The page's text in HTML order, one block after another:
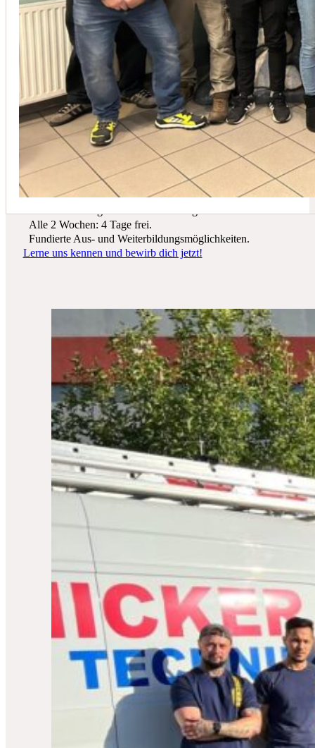
In der Regel empfehlen wir eine Wartung mindestens einmal
Du suchst einen zukunftssicheren Arbeitsplatz? Bei Schicker Technik
erwarten dich spannende Projekte, ein freundliches Team und beste
Entwicklungsmöglichkeiten.
Wir bieten dir:
Ein sicherer Arbeitsplatz in einer krisenfesten Branche.
Alle 2 Wochen: 4 Tage frei.
Fundierte Aus- und Weiterbildungsmöglichkeiten.
Lerne uns kennen und bewirb dich jetzt!